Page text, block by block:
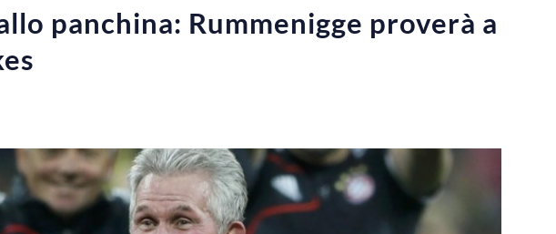
panchina: Rummenigge proverà a